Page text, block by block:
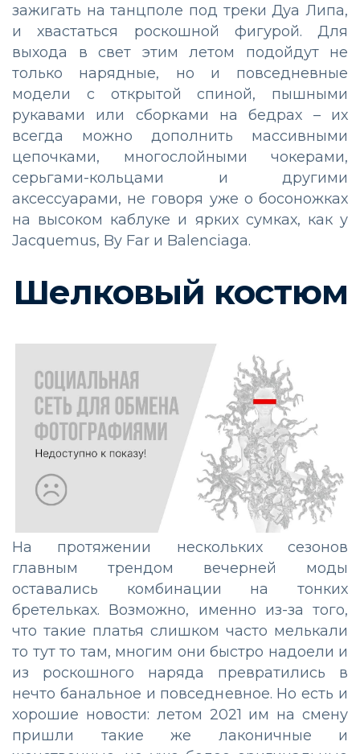
зажигать на танцполе под треки Дуа Липа,
и хвастаться роскошной фигурой. Для
выхода в свет этим летом подойдут не
только нарядные, но и повседневные
модели с открытой спиной, пышными
рукавами или сборками на бедрах – их
всегда можно дополнить массивными
цепочками, многослойными чокерами,
серьгами-кольцами и другими
аксессуарами, не говоря уже о босоножках
на высоком каблуке и ярких сумках, как у
Jacquemus, By Far и Balenciaga.
Шелковый костюм
На протяжении нескольких сезонов
главным трендом вечерней моды
оставались комбинации на тонких
бретельках. Возможно, именно из-за того,
что такие платья слишком часто мелькали
то тут то там, многим они быстро надоели и
из роскошного наряда превратились в
нечто банальное и повседневное. Но есть и
хорошие новости: летом 2021 им на смену
пришли такие же лаконичные и